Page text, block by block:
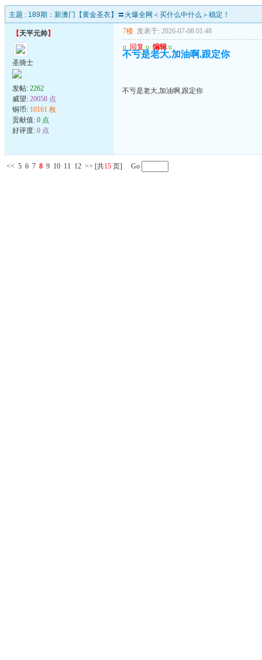
主题 : 189期：新澳门【黄金圣衣】〓火爆全网＜买什么中什么＞稳定！
【天平元帅】
圣骑士
发帖: 2262
威望: 20058 点
铜币: 10161 枚
贡献值: 0 点
好评度: 0 点
7楼 发表于: 2026-07-08 01:48
u 回复 u 编辑 u
不亏是老大,加油啊,跟定你
不亏是老大,加油啊,跟定你
<< 5 6 7 8 9 10 11 12 >> [共15 页] Go